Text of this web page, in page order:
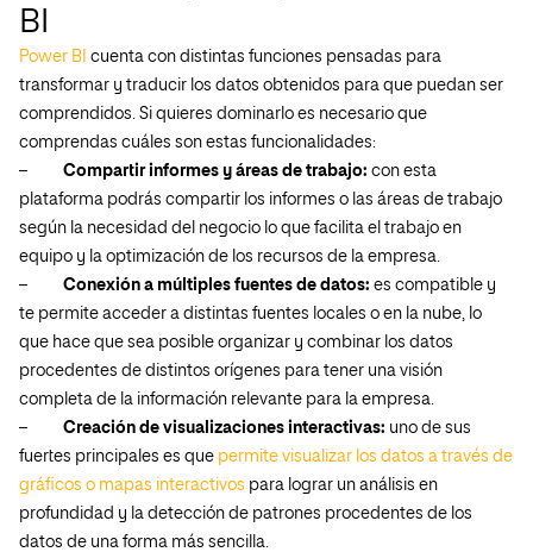
BI
Power BI cuenta con distintas funciones pensadas para
transformar y traducir los datos obtenidos para que puedan ser
comprendidos. Si quieres dominarlo es necesario que
comprendas cuáles son estas funcionalidades:
–
Compartir informes y áreas de trabajo: con esta
plataforma podrás compartir los informes o las áreas de trabajo
según la necesidad del negocio lo que facilita el trabajo en
equipo y la optimización de los recursos de la empresa.
–
Conexión a múltiples fuentes de datos: es compatible y
te permite acceder a distintas fuentes locales o en la nube, lo
que hace que sea posible organizar y combinar los datos
procedentes de distintos orígenes para tener una visión
completa de la información relevante para la empresa.
–
Creación de visualizaciones interactivas: uno de sus
fuertes principales es que permite visualizar los datos a través de
gráficos o mapas interactivos para lograr un análisis en
profundidad y la detección de patrones procedentes de los
datos de una forma más sencilla.